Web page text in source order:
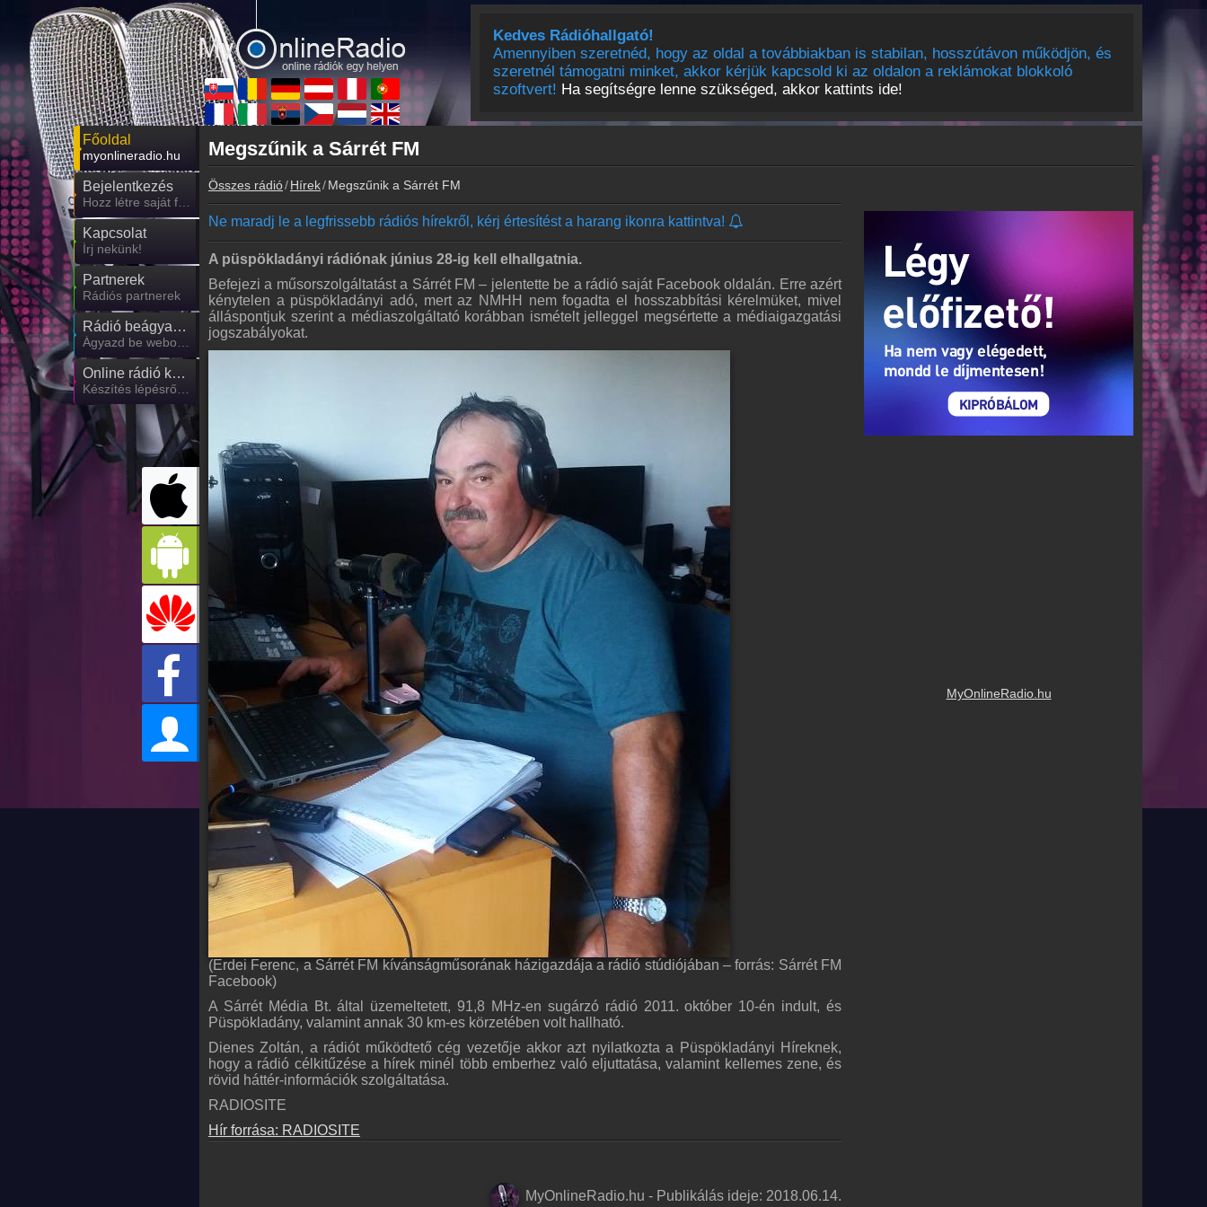
Kedves Rádióhallgató!
Amennyiben szeretnéd, hogy az oldal a továbbiakban is stabilan, hosszútávon működjön, és
szeretnél támogatni minket, akkor kérjük kapcsold ki az oldalon a reklámokat blokkoló
szoftvert! Ha segítségre lenne szükséged, akkor kattints ide!
Főoldal
myonlineradio.hu
Bejelentkezés
Kapcsolat
Írj nekünk!
Partnerek
Rádiós partnerek
Rádió beágyazás
Online rádió készítés
Megszűnik a Sárrét FM
Összes rádió Hírek Megszűnik a Sárrét FM
MyOnlineRadio.hu
Ne maradj le a legfrissebb rádiós hírekről, kérj értesítést a harang ikonra kattintva!
A püspökladányi rádiónak június 28-ig kell elhallgatnia.
Befejezi a műsorszolgáltatást a Sárrét FM – jelentette be a rádió saját Facebook oldalán. Erre azért
kénytelen a püspökladányi adó, mert az NMHH nem fogadta el hosszabbítási kérelmüket, mivel
álláspontjuk szerint a médiaszolgáltató korábban ismételt jelleggel megsértette a médiaigazgatási
jogszabályokat.
(Erdei Ferenc, a Sárrét FM kívánságműsorának házigazdája a rádió stúdiójában – forrás: Sárrét FM
Facebook)
A Sárrét Média Bt. által üzemeltetett, 91,8 MHz-en sugárzó rádió 2011. október 10-én indult, és
Püspökladány, valamint annak 30 km-es körzetében volt hallható.
Dienes Zoltán, a rádiót működtető cég vezetője akkor azt nyilatkozta a Püspökladányi Híreknek,
hogy a rádió célkitűzése a hírek minél több emberhez való eljuttatása, valamint kellemes zene, és
rövid háttér-információk szolgáltatása.
RADIOSITE
Hír forrása: RADIOSITE
MyOnlineRadio.hu - Publikálás ideje: 2018.06.14.